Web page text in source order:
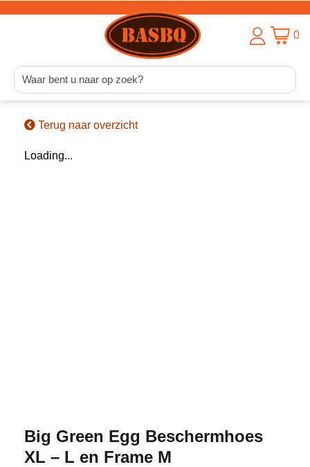
0
Terug naar overzicht
Loading...
Big Green Egg Beschermhoes
XL – L en Frame M